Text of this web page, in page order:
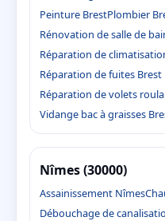
Peinture BrestPlombier
Rénovation de salle de
Réparation de
Réparation de fuites Brest
Réparation de volets
Vidange bac à graisses
Nîmes (30000)
Assainissement Nîmes
Débouchage de